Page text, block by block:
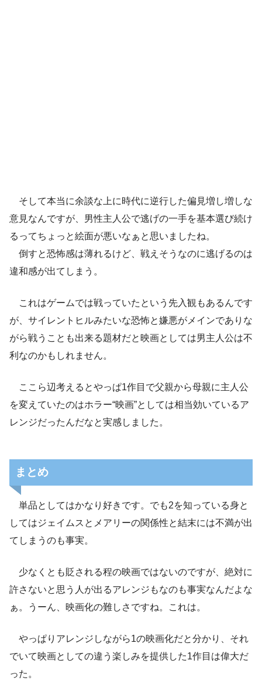
そして本当に余談な上に時代に逆行した偏見増し増しな
意見なんですが、男性主人公で逃げの一手を基本選び続け
るってちょっと絵面が悪いなぁと思いましたね。
倒すと恐怖感は薄れるけど、戦えそうなのに逃げるのは
違和感が出てしまう。
これはゲームでは戦っていたという先入観もあるんです
が、サイレントヒルみたいな恐怖と嫌悪がメインでありな
がら戦うことも出来る題材だと映画としては男主人公は不
利なのかもしれません。
ここら辺考えるとやっぱ1作目で父親から母親に主人公
を変えていたのはホラー“映画”としては相当効いているア
レンジだったんだなと実感しました。
まとめ
単品としてはかなり好きです。でも2を知っている身と
してはジェイムスとメアリーの関係性と結末には不満が出
てしまうのも事実。
少なくとも貶される程の映画ではないのですが、絶対に
許さないと思う人が出るアレンジもなのも事実なんだよな
ぁ。うーん、映画化の難しさですね。これは。
やっぱりアレンジしながら1の映画化だと分かり、それ
でいて映画としての違う楽しみを提供した1作目は偉大だ
った。